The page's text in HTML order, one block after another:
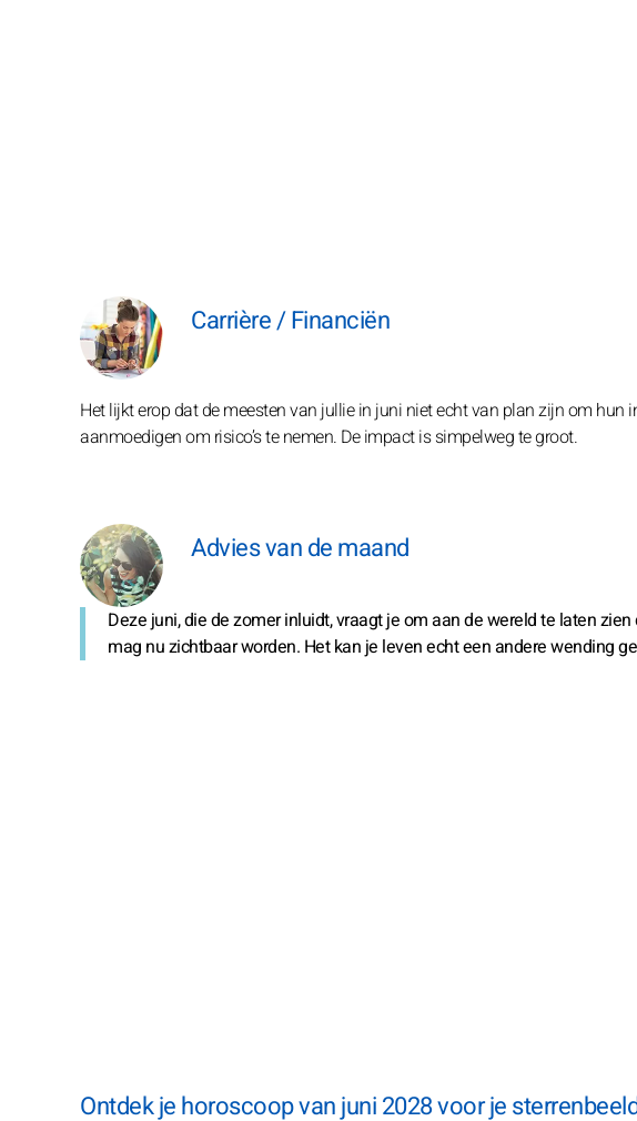
Carrière / Financiën
Het lijkt erop dat de meesten van jullie in juni niet echt van plan zijn om
aanmoedigen om risico’s te nemen. De impact is simpelweg te groot.
Advies van de maand
Deze juni, die de zomer inluidt, vraagt je om aan de wereld te laten
mag nu zichtbaar worden. Het kan je leven echt een andere wending
Ontdek je horoscoop van juni 2028 voor je